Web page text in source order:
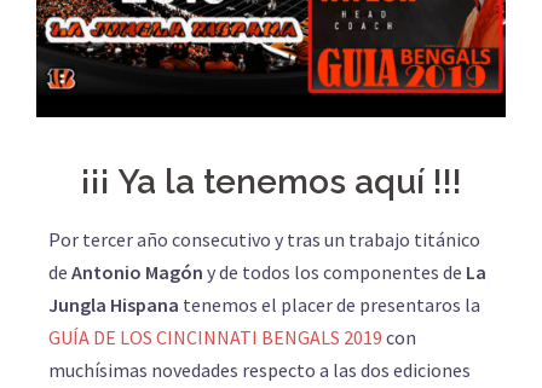
¡¡¡ Ya la tenemos aquí !!!
Por tercer año consecutivo y tras un trabajo titánico
de Antonio Magón y de todos los componentes de La
Jungla Hispana tenemos el placer de presentaros la
GUÍA DE LOS CINCINNATI BENGALS 2019 con
muchísimas novedades respecto a las dos ediciones